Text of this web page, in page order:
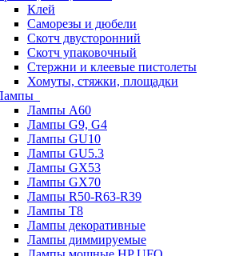
Клей
Саморезы и дюбели
Скотч двусторонний
Скотч упаковочный
Стержни и клеевые пистолеты
Хомуты, стяжки, площадки
Лампы А60
Лампы G9, G4
Лампы GU10
Лампы GU5.3
Лампы GX53
Лампы GX70
Лампы R50-R63-R39
Лампы T8
Лампы декоративные
Лампы диммируемые